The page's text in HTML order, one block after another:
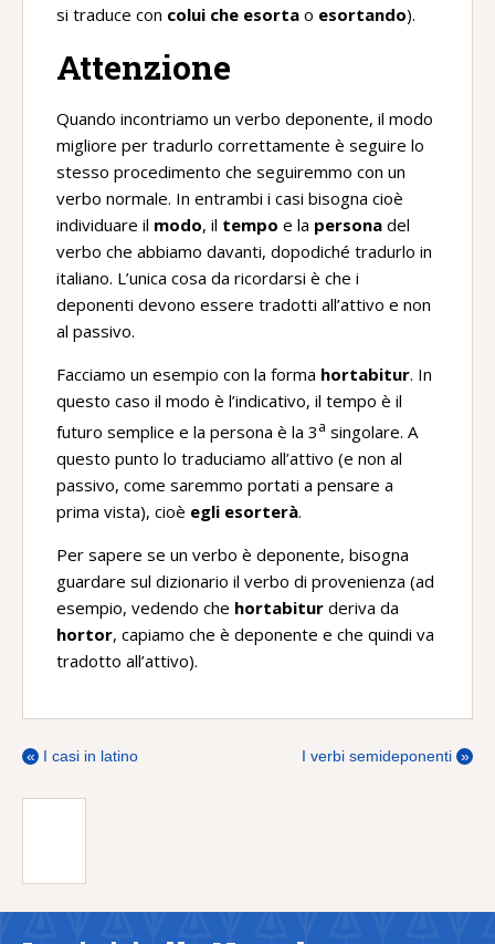
si traduce con colui che esorta o esortando).
Attenzione
Quando incontriamo un verbo deponente, il modo
migliore per tradurlo correttamente è seguire lo
stesso procedimento che seguiremmo con un
verbo normale. In entrambi i casi bisogna cioè
individuare il modo, il tempo e la persona del
verbo che abbiamo davanti, dopodiché tradurlo in
italiano. L’unica cosa da ricordarsi è che i
deponenti devono essere tradotti all’attivo e non
al passivo.
Facciamo un esempio con la forma hortabitur. In
questo caso il modo è l’indicativo, il tempo è il
futuro semplice e la persona è la 3a singolare. A
questo punto lo traduciamo all’attivo (e non al
passivo, come saremmo portati a pensare a
prima vista), cioè egli esorterà.
Per sapere se un verbo è deponente, bisogna
guardare sul dizionario il verbo di provenienza (ad
esempio, vedendo che hortabitur deriva da
hortor, capiamo che è deponente e che quindi va
tradotto all’attivo).
« I casi in latino I verbi semideponenti »